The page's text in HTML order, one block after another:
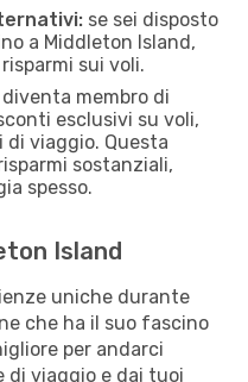
se sei disposto
a Middleton Island,
sui voli.
diventa membro di
esclusivi su voli,
viaggio. Questa
sostanziali,
spesso.
Island
uniche durante
che ha il suo fascino
per andarci
di viaggio e dai tuoi